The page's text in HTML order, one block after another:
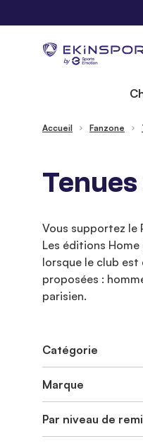
by
Accueil Fanzone
Vous supportez le
Les éditions
lorsque le club
proposées :
parisien.
Catégorie
Marque
Par niveau de